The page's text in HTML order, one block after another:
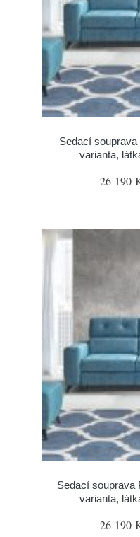
Sedací
varianta,
26 190
Sedací souprava
varianta,
26 190